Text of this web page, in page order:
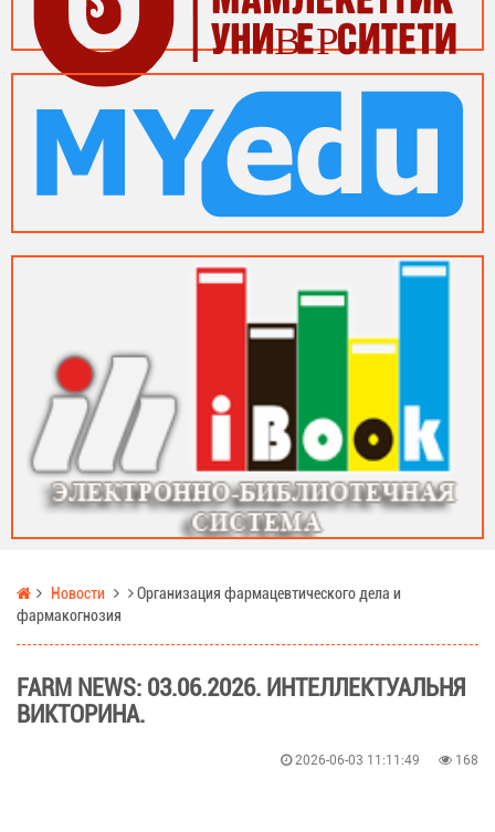
Новости
Организация фармацевтического дела и
фармакогнозия
FARM NEWS: 03.06.2026. ИНТЕЛЛЕКТУАЛЬНЯ
ВИКТОРИНА.
2026-06-03 11:11:49 168